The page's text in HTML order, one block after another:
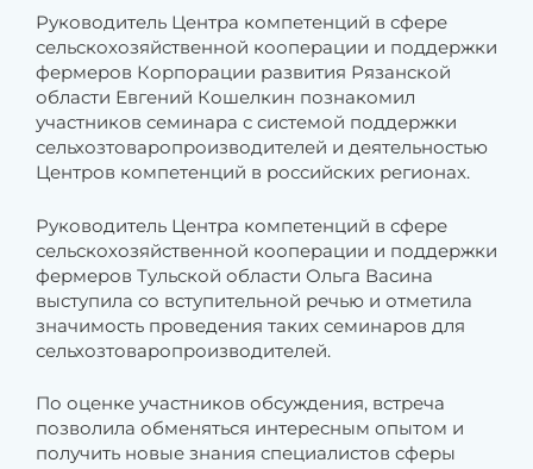
Руководитель Центра компетенций в сфере
сельскохозяйственной кооперации и поддержки
фермеров Корпорации развития Рязанской
области Евгений Кошелкин познакомил
участников семинара с системой поддержки
сельхозтоваропроизводителей и деятельностью
Центров компетенций в российских регионах.
Руководитель Центра компетенций в сфере
сельскохозяйственной кооперации и поддержки
фермеров Тульской области Ольга Васина
выступила со вступительной речью и отметила
значимость проведения таких семинаров для
сельхозтоваропроизводителей.
По оценке участников обсуждения, встреча
позволила обменяться интересным опытом и
получить новые знания специалистов сферы